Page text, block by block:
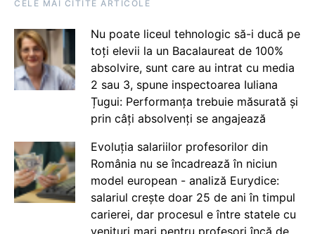
CELE MAI CITITE ARTICOLE
Nu poate liceul tehnologic să-i ducă pe
toți elevii la un Bacalaureat de 100%
absolvire, sunt care au intrat cu media
2 sau 3, spune inspectoarea Iuliana
Țugui: Performanța trebuie măsurată și
prin câți absolvenți se angajează
Evoluția salariilor profesorilor din
România nu se încadrează în niciun
model european - analiză Eurydice:
salariul crește doar 25 de ani în timpul
carierei, dar procesul e între statele cu
venituri mari pentru profesori încă de